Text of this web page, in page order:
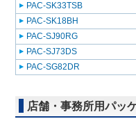
PAC-SK33TSB
PAC-SK18BH
PAC-SJ90RG
PAC-SJ73DS
PAC-SG82DR
店舗・事務所用パッ